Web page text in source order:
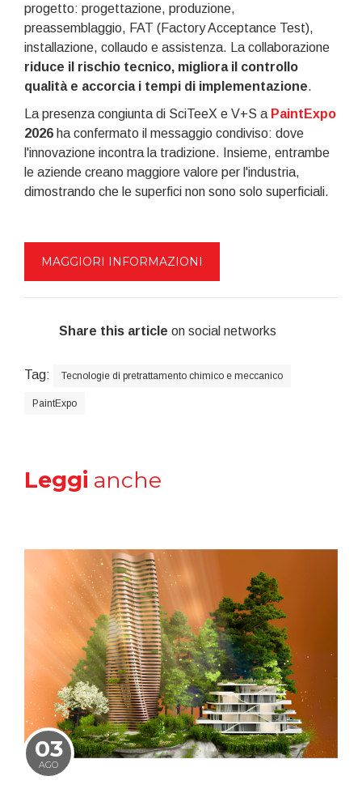
progetto: progettazione, produzione,
preassemblaggio, FAT (Factory Acceptance Test),
installazione, collaudo e assistenza. La collaborazione
riduce il rischio tecnico, migliora il controllo
qualità e accorcia i tempi di implementazione.
La presenza congiunta di SciTeeX e V+S a PaintExpo
2026 ha confermato il messaggio condiviso: dove
l'innovazione incontra la tradizione. Insieme, entrambe
le aziende creano maggiore valore per l'industria,
dimostrando che le superfici non sono solo superficiali.
MAGGIORI INFORMAZIONI
Share this article on social networks
Tag: Tecnologie di pretrattamento chimico e meccanico
PaintExpo
Leggi anche
03
AGO